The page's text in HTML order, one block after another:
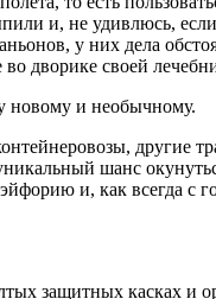
и, не удивлюсь,
у них дела
дворике своей
новому и необычному.
другие
шанс
и, как всегда с
защитных касках и